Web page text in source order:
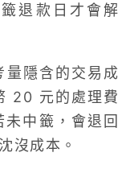
退款日才會解
量隱含的交易成
20 元的處理費
中籤，會退回
沒成本。